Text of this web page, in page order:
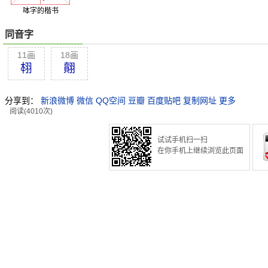
呠字的楷书
同音字
11画
翉
18画
翸
分享到： 新浪微博 微信 QQ空间 豆瓣 百度贴吧 复制网址 更多
阅读(4010次)
试试手机扫一扫
在你手机上继续浏览此页面